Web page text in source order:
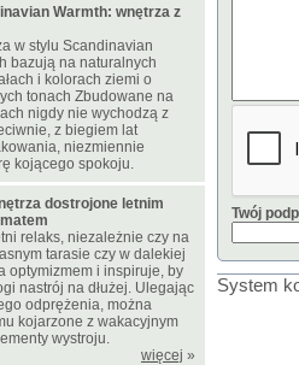
Twój
System
Warmth: wnętrza z
w stylu Scandinavian
bazują na naturalnych
i kolorach ziemi o
tonach Zbudowane na
nigdy nie wychodzą z
z biegiem lat
niezmiennie
kojącego spokoju.
dostrojone letnim
relaks, niezależnie czy na
tarasie czy w dalekiej
optymizmem i inspiruje, by
nastrój na dłużej. Ulegając
odprężenia, można
kojarzone z wakacyjnym
wystroju.
więcej »